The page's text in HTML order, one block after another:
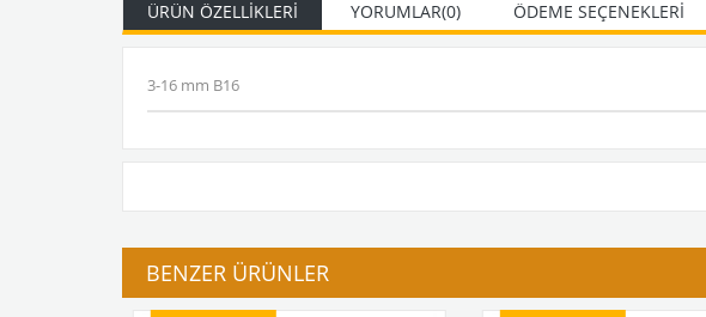
ÜRÜN ÖZELLIKLERI YORUMLAR(0) ÖDEME SEÇENEKLERI
3-16 mm B16
BENZER ÜRÜNLER